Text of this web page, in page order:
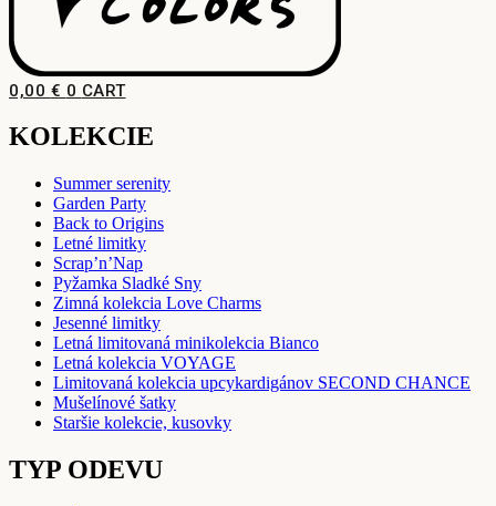
0,00 € 0 CART
KOLEKCIE
Summer serenity
Garden Party
Back to Origins
Letné limitky
Scrap’n’Nap
Pyžamka Sladké Sny
Zimná kolekcia Love Charms
Jesenné limitky
Letná limitovaná minikolekcia Bianco
Letná kolekcia VOYAGE
Limitovaná kolekcia upcykardigánov SECOND CHANCE
Mušelínové šatky
Staršie kolekcie, kusovky
TYP ODEVU